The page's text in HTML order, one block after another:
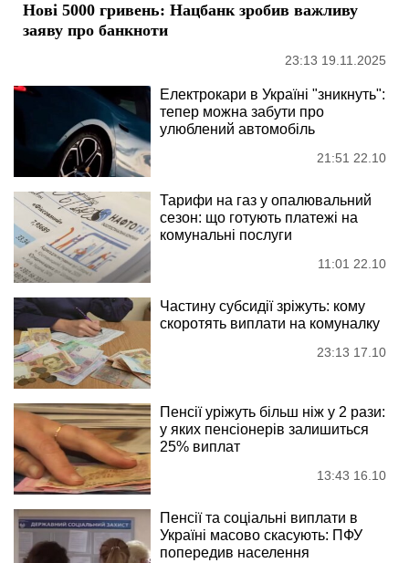
Нові 5000 гривень: Нацбанк зробив важливу
заяву про банкноти
23:13 19.11.2025
Електрокари в Україні "зникнуть":
тепер можна забути про
улюблений автомобіль
21:51 22.10
Тарифи на газ у опалювальний
сезон: що готують платежі на
комунальні послуги
11:01 22.10
Частину субсидії зріжуть: кому
скоротять виплати на комуналку
23:13 17.10
Пенсії уріжуть більш ніж у 2 рази:
у яких пенсіонерів залишиться
25% виплат
13:43 16.10
Пенсії та соціальні виплати в
Україні масово скасують: ПФУ
попередив населення